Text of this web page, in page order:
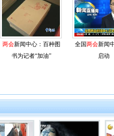
两会新闻中心：百种图
书为记者“加油”
全国两会新闻
启动